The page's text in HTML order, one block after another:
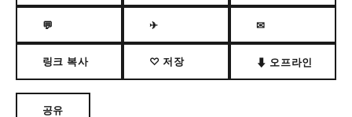
💬 ✈ ✉
링크 복사 ♡ 저장 ⬇ 오프라인
공유